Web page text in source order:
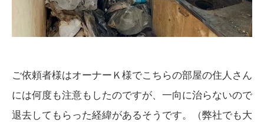
ご依頼者様はオーナーＫ様でこちらの部屋の住人さん
には何度も注意もしたのですが、一向に治らないので
退去してもらった経緯があるそうです。（弊社でも大